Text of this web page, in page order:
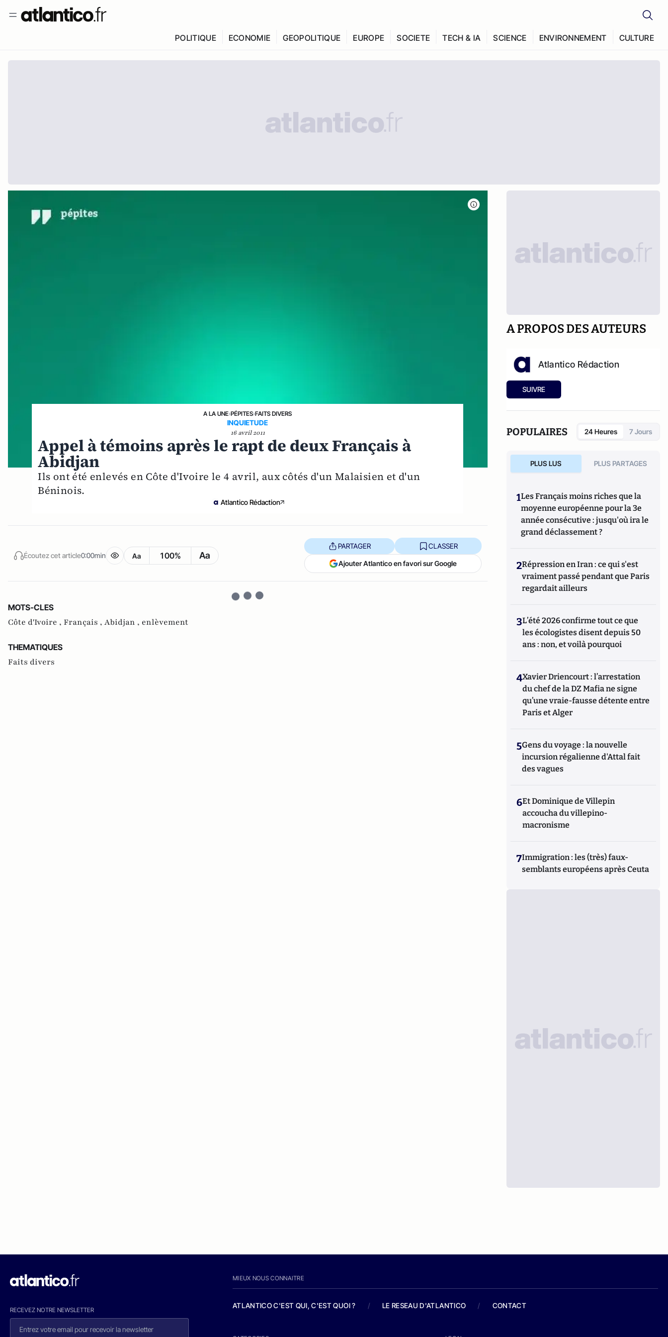
POLITIQUE ECONOMIE GEOPOLITIQUE EUROPE SOCIETE TECH & IA SCIENCE ENVIRONNEMENT CULTURE
A LA UNE›PÉPITES›FAITS DIVERS
INQUIETUDE
16 avril 2011
Appel à témoins après le rapt de deux Français à
Abidjan
Ils ont été enlevés en Côte d'Ivoire le 4 avril, aux côtés d'un Malaisien et d'un
Béninois.
Atlantico Rédaction
Écoutez cet article0:00min Aa 100% Aa
PARTAGER CLASSER
Ajouter Atlantico en favori sur Google
MOTS-CLES
Côte d'Ivoire , Français , Abidjan , enlèvement
THEMATIQUES
Faits divers
A PROPOS DES AUTEURS
Atlantico Rédaction
SUIVRE
POPULAIRES 24 Heures 7 Jours
PLUS LUS PLUS PARTAGES
1Les Français moins riches que la
moyenne européenne pour la 3e
année consécutive : jusqu'où ira le
grand déclassement ?
2Répression en Iran : ce qui s'est
vraiment passé pendant que Paris
regardait ailleurs
3L’été 2026 confirme tout ce que
les écologistes disent depuis 50
ans : non, et voilà pourquoi
4Xavier Driencourt : l’arrestation
du chef de la DZ Mafia ne signe
qu’une vraie-fausse détente entre
Paris et Alger
5Gens du voyage : la nouvelle
incursion régalienne d'Attal fait
des vagues
6Et Dominique de Villepin
accoucha du villepino-
macronisme
7Immigration : les (très) faux-
semblants européens après Ceuta
RECEVEZ NOTRE NEWSLETTER
MIEUX NOUS CONNAITRE
ATLANTICO C'EST QUI, C'EST QUOI ? / LE RESEAU D'ATLANTICO / CONTACT